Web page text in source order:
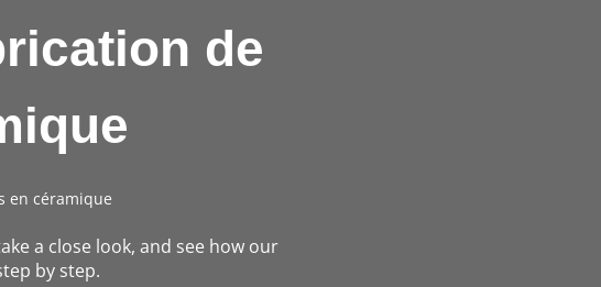
de
en céramique
a close look, and see how our
by step.